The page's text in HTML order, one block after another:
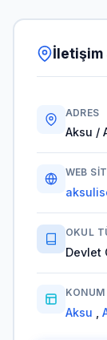
İletişim
ADRES
Aksu /
WEB
OKUL
Devlet
KONUM
Aksu